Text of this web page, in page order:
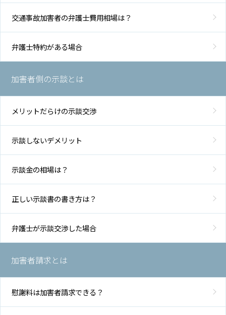
交通事故加害者の弁護士費用相場は？
弁護士特約がある場合
加害者側の示談とは
メリットだらけの示談交渉
示談しないデメリット
示談金の相場は？
正しい示談書の書き方は？
弁護士が示談交渉した場合
加害者請求とは
慰謝料は加害者請求できる？